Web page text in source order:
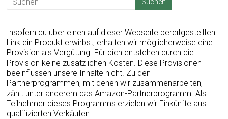
Insofern du über einen auf dieser Webseite bereitgestellten
Link ein Produkt erwirbst, erhalten wir möglicherweise eine
Provision als Vergütung. Für dich entstehen durch die
Provision keine zusätzlichen Kosten. Diese Provisionen
beeinflussen unsere Inhalte nicht. Zu den
Partnerprogrammen, mit denen wir zusammenarbeiten,
zählt unter anderem das Amazon-Partnerprogramm. Als
Teilnehmer dieses Programms erzielen wir Einkünfte aus
qualifizierten Verkäufen.